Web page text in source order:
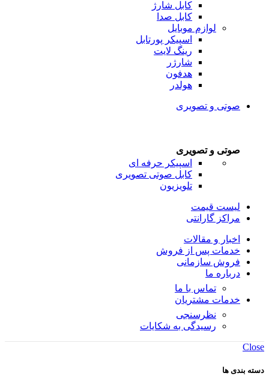
کابل شارژ
کابل صدا
لوازم موبایل
اسپیکر پورتابل
رینگ لایت
شارژر
هدفون
هولدر
صوتی و تصویری
صوتی و تصویری
اسپیکر حرفه ای
کابل صوتی تصویری
تلویزیون
لیست قیمت
مراکز گارانتی
اخبار و مقالات
خدمات پس از فروش
فروش سازمانی
درباره ما
تماس با ما
خدمات مشتریان
نظرسنجی
رسیدگی به شکایات
Close
دسته بندی ها